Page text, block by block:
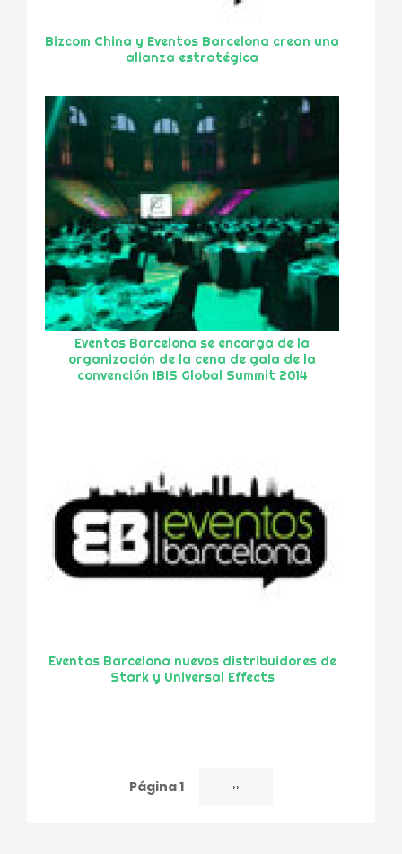
Bizcom China y Eventos Barcelona crean una
alianza estratégica
Eventos Barcelona se encarga de la
organización de la cena de gala de la
convención IBIS Global Summit 2014
Eventos Barcelona nuevos distribuidores de
Stark y Universal Effects
Página 1 Siguiente
››